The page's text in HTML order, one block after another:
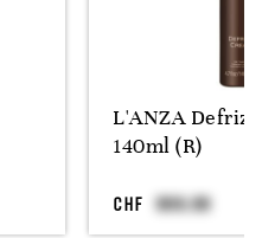
L'ANZA
140ml (R)
CHF